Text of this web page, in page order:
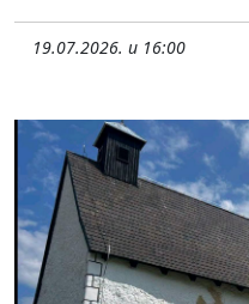
19.07.2026. u 16:00